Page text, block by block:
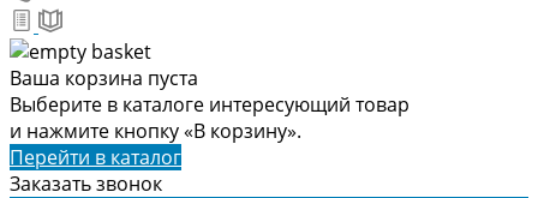
Ваша корзина пуста
Выберите в каталоге интересующий товар
и нажмите кнопку «В корзину».
Перейти в каталог
Заказать звонок